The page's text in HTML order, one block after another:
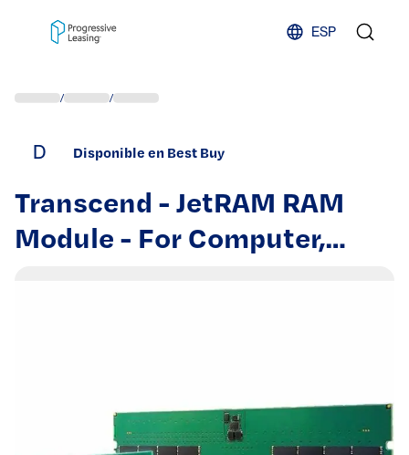
ESP
/ /
D Disponible en Best Buy
Transcend - JetRAM RAM
Module - For Computer,